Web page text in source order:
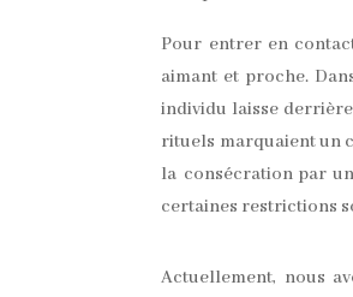
Pour entrer en
aimant et proche.
individu laisse derrière
rituels marquaient un
la consécration par
certaines restrictions
Actuellement, nous